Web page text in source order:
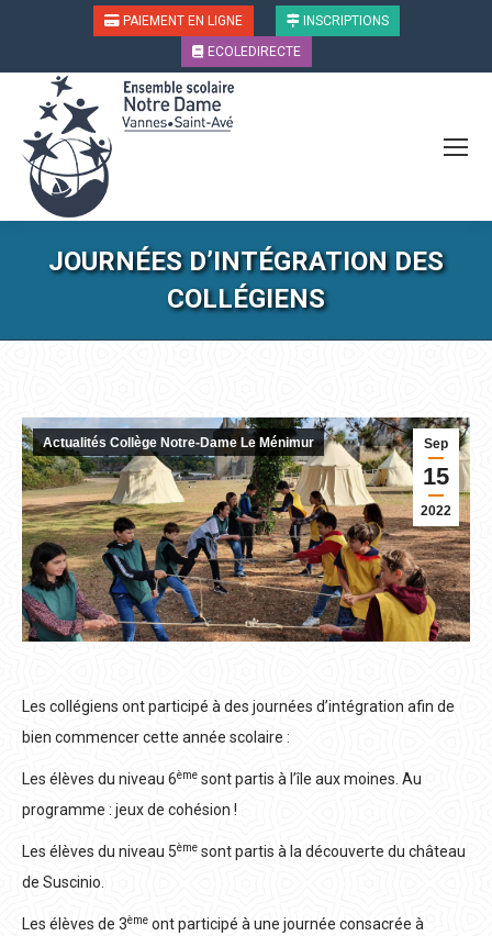
PAIEMENT EN LIGNE
INSCRIPTIONS
ECOLEDIRECTE
JOURNÉES D’INTÉGRATION DES
COLLÉGIENS
Sep
15
2022
Actualités Collège Notre-Dame Le Ménimur
Les collégiens ont participé à des journées d’intégration afin de
bien commencer cette année scolaire :
Les élèves du niveau 6ème sont partis à l’île aux moines. Au
programme : jeux de cohésion !
Les élèves du niveau 5ème sont partis à la découverte du château
de Suscinio.
Les élèves de 3ème ont participé à une journée consacrée à